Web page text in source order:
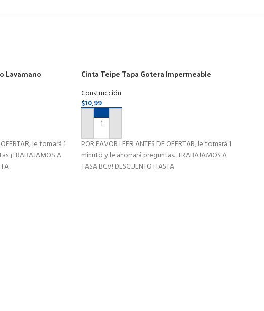
Lavamano
le tomará 1
¡TRABAJAMOS A
Cinta Teipe Tapa Gotera Impermeable
Construcción
$10,99
AÑADIR AL CARRITO
POR FAVOR LEER ANTES DE OFERTAR, le tomará 1
minuto y le ahorrará preguntas. ¡TRABAJAMOS A
TASA BCV! DESCUENTO HASTA